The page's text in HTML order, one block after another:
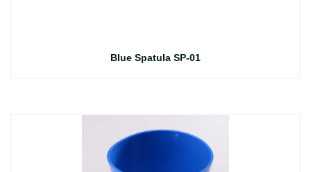
Blue Spatula SP-01